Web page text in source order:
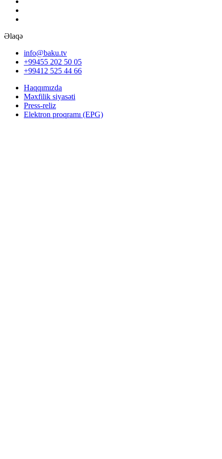
Əlaqə
info@baku.tv
+99455 202 50 05
+99412 525 44 66
Haqqımızda
Məxfilik siyasəti
Press-reliz
Elektron proqramı (EPG)